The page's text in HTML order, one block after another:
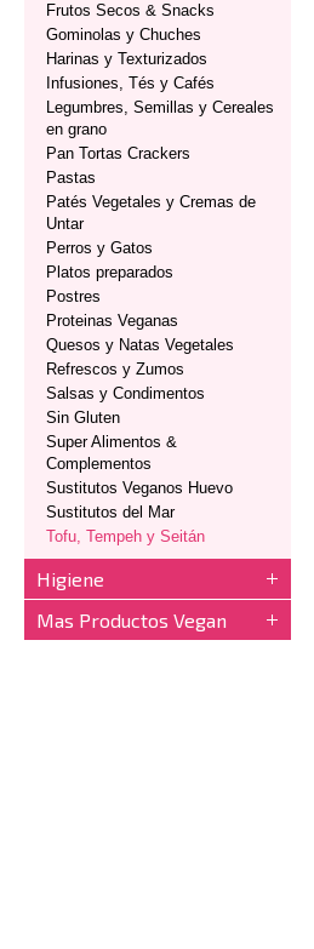
Frutos Secos & Snacks
Gominolas y Chuches
Harinas y Texturizados
Infusiones, Tés y Cafés
Legumbres, Semillas y Cereales
en grano
Pan Tortas Crackers
Pastas
Patés Vegetales y Cremas de
Untar
Perros y Gatos
Platos preparados
Postres
Proteinas Veganas
Quesos y Natas Vegetales
Refrescos y Zumos
Salsas y Condimentos
Sin Gluten
Super Alimentos &
Complementos
Sustitutos Veganos Huevo
Sustitutos del Mar
Tofu, Tempeh y Seitán
Higiene
Mas Productos Vegan